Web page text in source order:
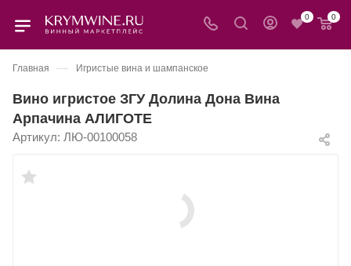
0 0
Главная — Игристые вина и шампанское
Вино игристое ЗГУ Долина Дона Вина
Арпачина АЛИГОТЕ
Артикул: ЛЮ-00100058